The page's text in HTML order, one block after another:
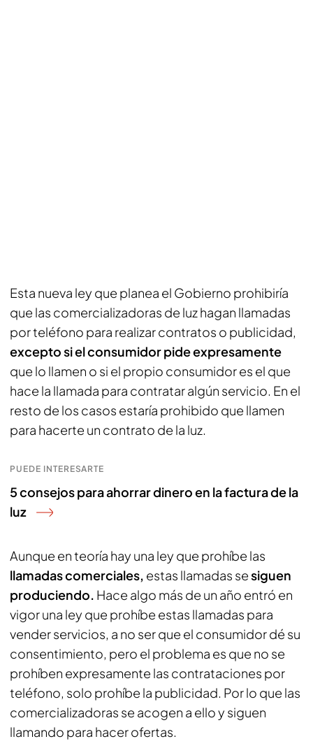
Esta nueva ley que planea el Gobierno prohibiría
que las comercializadoras de luz hagan llamadas
por teléfono para realizar contratos o publicidad,
excepto si el consumidor pide expresamente
que lo llamen o si el propio consumidor es el que
hace la llamada para contratar algún servicio. En el
resto de los casos estaría prohibido que llamen
para hacerte un contrato de la luz.
PUEDE INTERESARTE
5 consejos para ahorrar dinero en la factura de la
luz
Aunque en teoría hay una ley que prohíbe las
llamadas comerciales, estas llamadas sesiguen
produciendo. Hace algo más de un año entró en
vigor una ley que prohíbe estas llamadas para
vender servicios, a no ser que el consumidor dé su
consentimiento, pero el problema es que no se
prohíben expresamente las contrataciones por
teléfono, solo prohíbe la publicidad. Por lo que las
comercializadoras se acogen a ello y siguen
llamando para hacer ofertas.